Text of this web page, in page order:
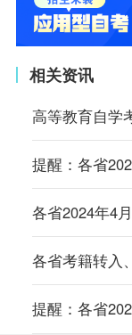
相关资讯
高等教育自学
提醒：各省
各省考籍转入
提醒：各省